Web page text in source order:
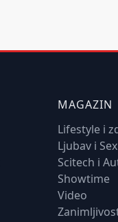
MAGAZIN
Lifestyle i
Ljubav i Sex
Scitech i
Showtime
Video